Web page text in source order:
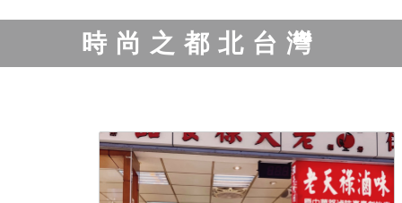
時尚之都北台灣